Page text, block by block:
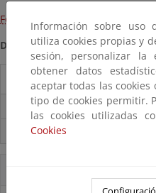
Formato pdf
Disponibilidad: Centro de
Destacados
Carpeta Informativa del CENEAM.
Suscríbete a la Carpeta
Información sobre uso
utiliza cookies propias y
sesión, personalizar la
obtener datos
aceptar todas las
tipo de cookies permitir.
las cookies utilizadas
Cookies